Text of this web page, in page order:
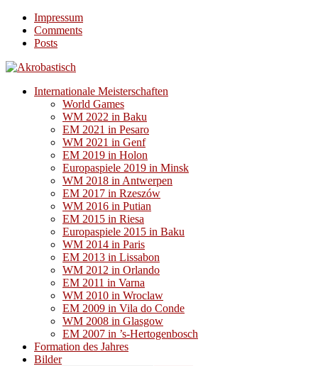
Impressum
Comments
Posts
Internationale Meisterschaften
World Games
WM 2022 in Baku
EM 2021 in Pesaro
WM 2021 in Genf
EM 2019 in Holon
Europaspiele 2019 in Minsk
WM 2018 in Antwerpen
EM 2017 in Rzeszów
WM 2016 in Putian
EM 2015 in Riesa
Europaspiele 2015 in Baku
WM 2014 in Paris
EM 2013 in Lissabon
WM 2012 in Orlando
EM 2011 in Varna
WM 2010 in Wroclaw
EM 2009 in Vila do Conde
WM 2008 in Glasgow
EM 2007 in ’s-Hertogenbosch
Formation des Jahres
Bilder